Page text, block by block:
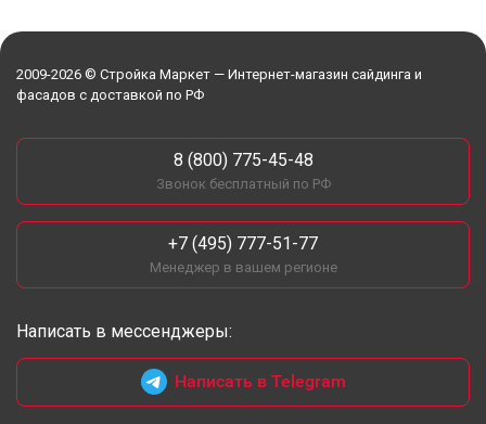
2009-2026 © Стройка Маркет — Интернет-магазин сайдинга и
фасадов с доставкой по РФ
8 (800) 775-45-48
Звонок бесплатный по РФ
+7 (495) 777-51-77
Менеджер в вашем регионе
Написать в мессенджеры:
Написать в Telegram